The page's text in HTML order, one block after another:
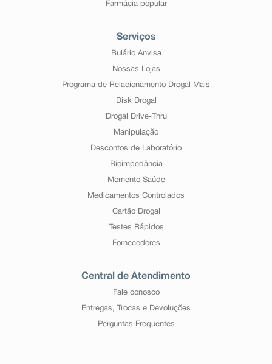
Farmácia popular
Serviços
Bulário Anvisa
Nossas Lojas
Programa de Relacionamento Drogal Mais
Disk Drogal
Drogal Drive-Thru
Manipulação
Descontos de Laboratório
Bioimpedância
Momento Saúde
Medicamentos Controlados
Cartão Drogal
Testes Rápidos
Fornecedores
Central de Atendimento
Fale conosco
Entregas, Trocas e Devoluções
Perguntas Frequentes